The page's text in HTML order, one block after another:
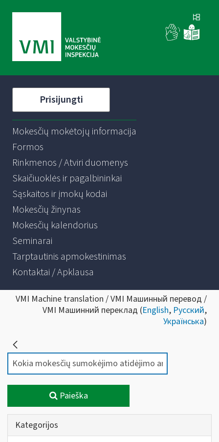
Prisijungti
Mokesčių mokėtojų informacija
Formos
Rinkmenos / Atviri duomenys
Skaičiuoklės ir pagalbininkai
Sąskaitos ir įmokų kodai
Mokesčių žinynas
Mokesčių kalendorius
Seminarai
Tarptautinis apmokestinimas
Kontaktai / Apklausa
VMI Machine translation / VMI Машинный перевод /
VMI Машинний переклад (English, Русский,
Українська)
Paieška
Kategorijos